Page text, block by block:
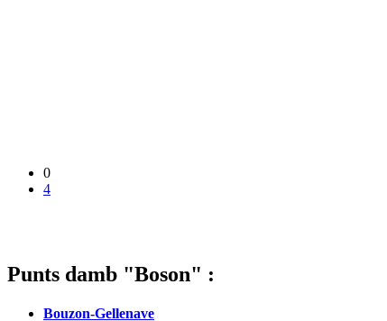
0
4
Punts damb "Boson" :
Bouzon-Gellenave